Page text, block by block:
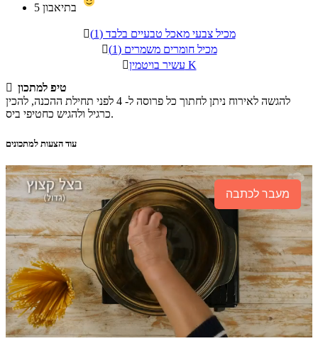
5

מכיל צבעי מאכל טבעיים בלבד (1)

מכיל חומרים משמרים (1)

עשיר בויטמין K
 טיפ למתכון
להגשה לאירוח ניתן לחתוך כל פרוסה ל- 4 לפני תחילת ההכנה, להכין
כרגיל ולהגיש כחטיפי ביס.
עוד הצעות למתכונים
מעבר לכתבה